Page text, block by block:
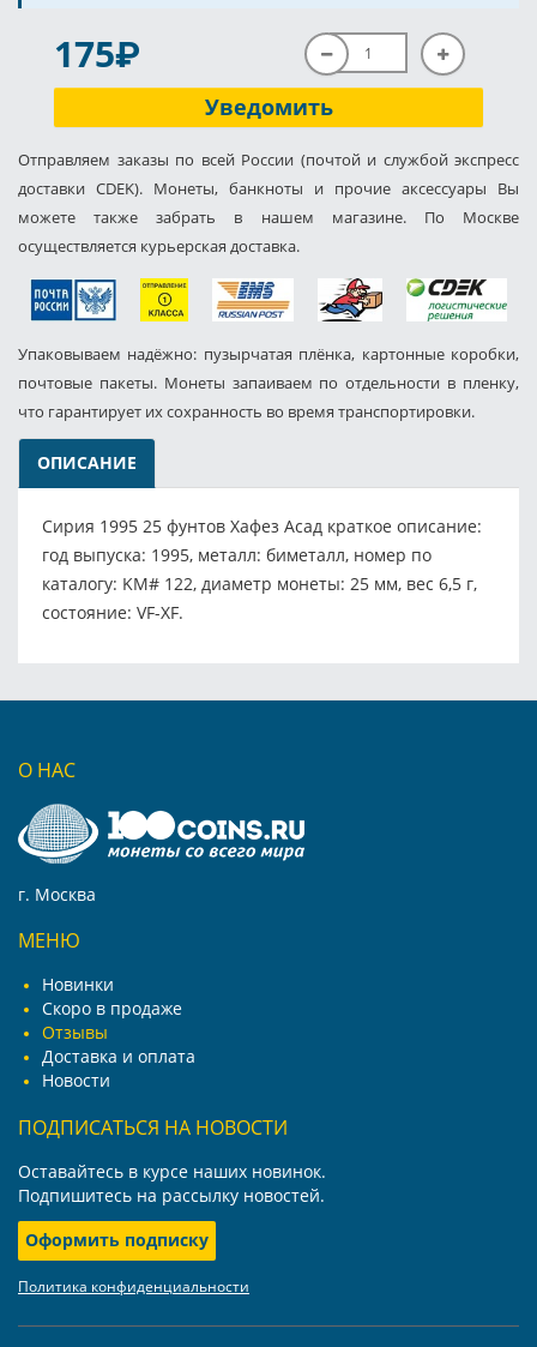
175P
Уведомить
Отправляем заказы по всей России (почтой и службой экспресс
доставки CDEK). Монеты, банкноты и прочие аксессуары Вы
можете также забрать в нашем магазине. По Москве
осуществляется курьерская доставка.
Упаковываем надёжно: пузырчатая плёнка, картонные коробки,
почтовые пакеты. Монеты запаиваем по отдельности в пленку,
что гарантирует их сохранность во время транспортировки.
ОПИСАНИЕ
Сирия 1995 25 фунтов Хафез Асад краткое описание:
год выпуска: 1995, металл: биметалл, номер по
каталогу: KM# 122, диаметр монеты: 25 мм, вес 6,5 г,
состояние: VF-XF.
О НАС
г. Москва
МЕНЮ
Новинки
Скоро в продаже
Отзывы
Доставка и оплата
Новости
ПОДПИСАТЬСЯ НА НОВОСТИ
Оставайтесь в курсе наших новинок.
Подпишитесь на рассылку новостей.
Оформить подписку
Политика конфиденциальности